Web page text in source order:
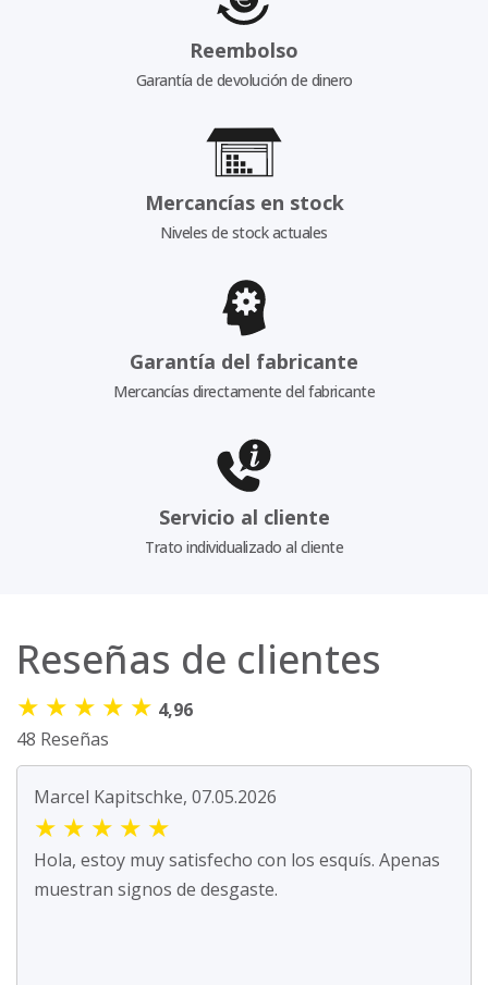
Reembolso
Garantía de devolución de dinero
Mercancías en stock
Niveles de stock actuales
Garantía del fabricante
Mercancías directamente del fabricante
Servicio al cliente
Trato individualizado al cliente
Reseñas de clientes
★ ★ ★ ★ ★ 4,96
48 Reseñas
Marcel Kapitschke, 07.05.2026
★ ★ ★ ★ ★
Hola, estoy muy satisfecho con los esquís. Apenas
muestran signos de desgaste.